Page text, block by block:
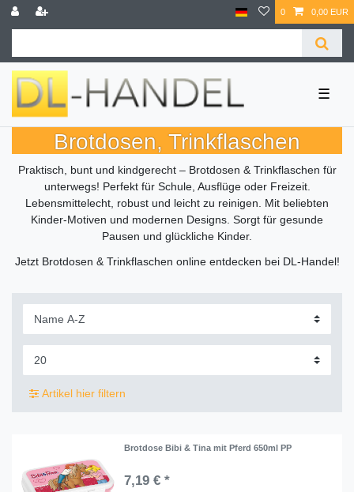
0 0,00 EUR
☰
Brotdosen, Trinkflaschen
Praktisch, bunt und kindgerecht – Brotdosen & Trinkflaschen für
unterwegs! Perfekt für Schule, Ausflüge oder Freizeit.
Lebensmittelecht, robust und leicht zu reinigen. Mit beliebten
Kinder-Motiven und modernen Designs. Sorgt für gesunde
Pausen und glückliche Kinder.
Jetzt Brotdosen & Trinkflaschen online entdecken bei DL-Handel!
Artikel hier filtern
Brotdose Bibi & Tina mit Pferd 650ml PP
7,19 € *